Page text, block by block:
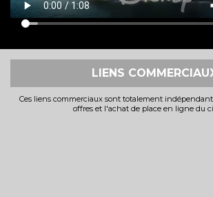
LIENS
Ces liens commerciaux sont totalement
offres et l'achat de place en ligne du